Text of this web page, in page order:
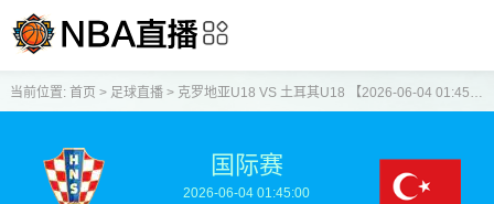
当前位置: 首页 > 足球直播> 克罗地亚U18 VS 土耳其U18 【2026-06-04 01:45:00】
国际赛
2026-06-04 01:45:00